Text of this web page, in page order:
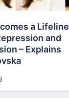
a Lifeline
and
– Explains